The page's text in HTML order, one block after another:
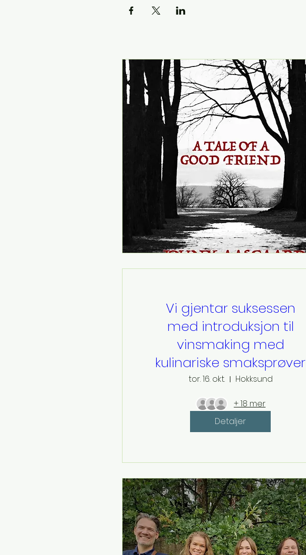
Vi gjentar suksessen
med introduksjon til
vinsmaking med
kulinariske smaksprøver
tor. 16. okt. Hokksund
+ 18 mer
Detaljer